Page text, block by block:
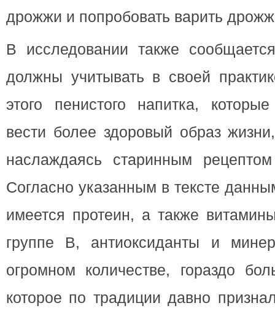
дрожжи и попробовать варить
В исследовании также
должны учитывать в своей
этого пенистого напитка,
вести более здоровый образ
наслаждаясь старинным
Согласно указанным в тексте
имеется протеин, а также
группе В, антиоксиданты и
огромном количестве, гораздо
которое по традиции давно